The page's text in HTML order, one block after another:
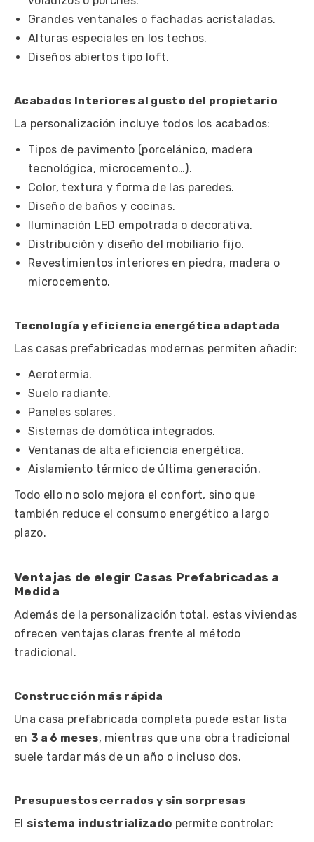
Grandes ventanales o fachadas acristaladas.
Alturas especiales en los techos.
Diseños abiertos tipo loft.
Acabados Interiores al gusto del propietario
La personalización incluye todos los acabados:
Tipos de pavimento (porcelánico, madera
tecnológica, microcemento…).
Color, textura y forma de las paredes.
Diseño de baños y cocinas.
Iluminación LED empotrada o decorativa.
Distribución y diseño del mobiliario fijo.
Revestimientos interiores en piedra, madera o
microcemento.
Tecnología y eficiencia energética adaptada
Las casas prefabricadas modernas permiten añadir:
Aerotermia.
Suelo radiante.
Paneles solares.
Sistemas de domótica integrados.
Ventanas de alta eficiencia energética.
Aislamiento térmico de última generación.
Todo ello no solo mejora el confort, sino que
también reduce el consumo energético a largo
plazo.
Ventajas de elegir Casas Prefabricadas a
Medida
Además de la personalización total, estas viviendas
ofrecen ventajas claras frente al método
tradicional.
Construcción más rápida
Una casa prefabricada completa puede estar lista
en 3 a 6 meses, mientras que una obra tradicional
suele tardar más de un año o incluso dos.
Presupuestos cerrados y sin sorpresas
El sistema industrializado permite controlar: